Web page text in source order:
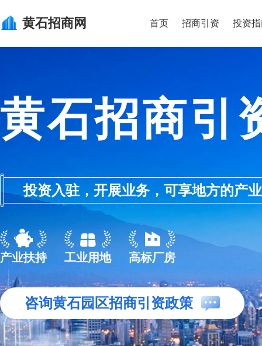
黄石招商网 首页 招商引资 投资
黄石招商引
投资入驻，开展业务，可享地方的产
产业扶持 工业用地 高标厂房
咨询黄石园区招商引资政策